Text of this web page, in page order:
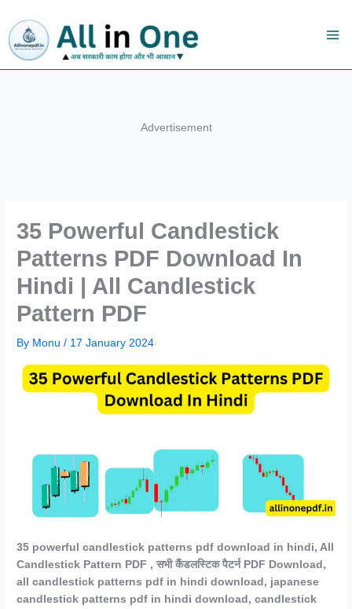
content
Advertisement
35 Powerful Candlestick
Patterns PDF Download In
Hindi | All Candlestick
Pattern PDF
By Monu/ 17 January 2024
35 powerful candlestick patterns pdf download in hindi, All
Candlestick Pattern PDF , सभी कैंडलस्टिक पैटर्न PDF Download,
all candlestick patterns pdf in hindi download, japanese
candlestick patterns pdf in hindi download, candlestick